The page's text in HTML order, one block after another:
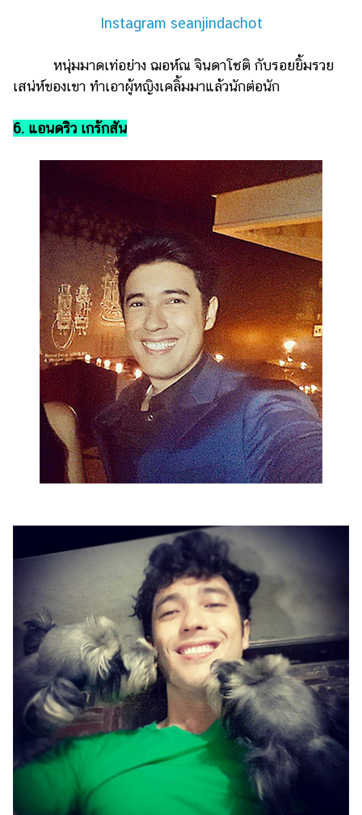
Instagram seanjindachot
หนุ่มมาดเท่อย่าง ฌอห์ณ จินดาโชติ กับรอยยิ้มรวย
เสน่ห์ของเขา ทำเอาผู้หญิงเคลิ้มมาแล้วนักต่อนัก
6. แอนดริว เกร้กสัน